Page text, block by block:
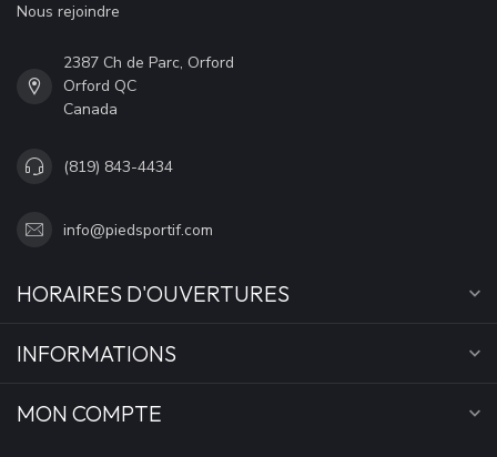
Nous rejoindre
2387 Ch de Parc, Orford
Orford QC
Canada
(819) 843-4434
info@piedsportif.com
HORAIRES D'OUVERTURES
INFORMATIONS
MON COMPTE